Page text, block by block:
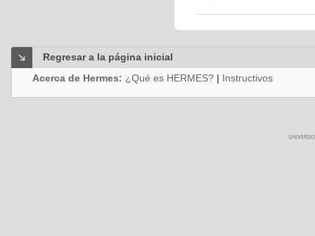
Regresar a la página inicial
Acerca de Hermes: ¿Qué es HERMES? | Instructivos